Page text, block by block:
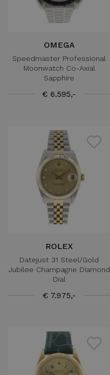
OMEGA
Speedmaster Professional
Moonwatch Co-Axial
Sapphire
€ 6.595,-
ROLEX
Datejust 31 Steel/Gold
Jubilee Champagne Diamond
Dial
€ 7.975,-